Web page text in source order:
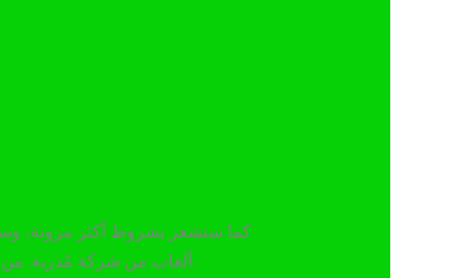
ألعاب من شركة مُدربة.من الصعب مُضاهاة متعة اللعب بفضل ماكينات القمار ذات السمات المُتنوعة، والجوائز الكبرى الضخمة، والنتائج الفورية.